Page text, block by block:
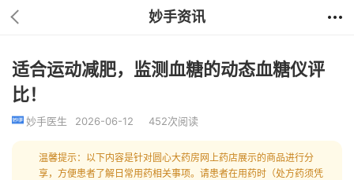
妙手资讯
适合运动减肥，监测血糖的动态血糖仪评
比！
妙手医生 2026-06-12 452次阅读
温馨提示：以下内容是针对圆心大药房网上药店展示的商品进行分
享，方便患者了解日常用药相关事项。请患者在用药时（处方药须凭